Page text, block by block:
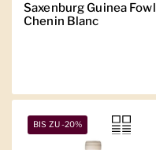
Saxenburg Guinea Fowl
Chenin Blanc
BIS ZU -20%